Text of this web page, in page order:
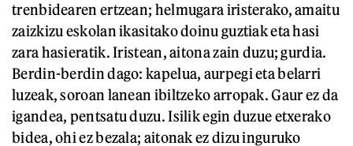
trenbidearen ertzean; helmugara iristerako, amaitu
zaizkizu eskolan ikasitako doinu guztiak eta hasi
zara hasieratik. Iristean, aitona zain duzu; gurdia.
Berdin-berdin dago: kapelua, aurpegi eta belarri
luzeak, soroan lanean ibiltzeko arropak. Gaur ez da
igandea, pentsatu duzu. Isilik egin duzue etxerako
bidea, ohi ez bezala; aitonak ez dizu inguruko